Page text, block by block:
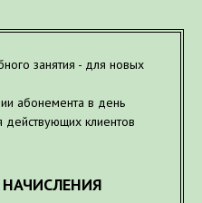
занятия - для новых
абонемента в день
действующих клиентов
НАЧИСЛЕНИЯ